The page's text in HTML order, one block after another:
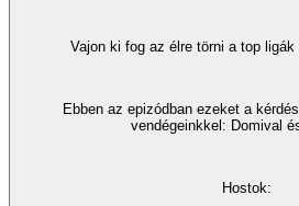
Vajon ki fog az élre törni a top
Ebben az epizódban ezeket a
vendégeinkkel: Domival
Hostok: